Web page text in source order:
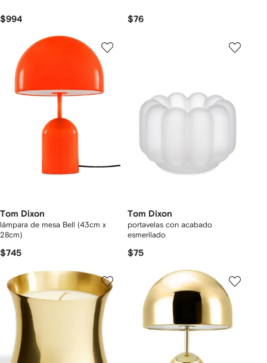
$994 $76
Tom Dixon
lámpara de mesa Bell (43cm x
28cm)
$745
Tom Dixon
portavelas con acabado
esmerilado
$75